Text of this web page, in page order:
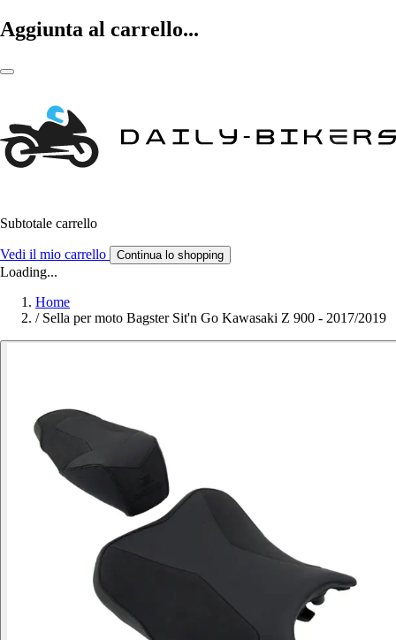
Aggiunta al carrello...
Subtotale carrello
Vedi il mio carrello Continua lo shopping
Loading...
Home
/ Sella per moto Bagster Sit'n Go Kawasaki Z 900 - 2017/2019